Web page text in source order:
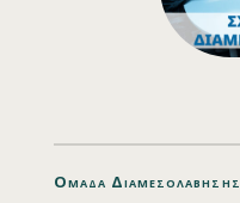
Ομάδα Διαμεσολάβησης